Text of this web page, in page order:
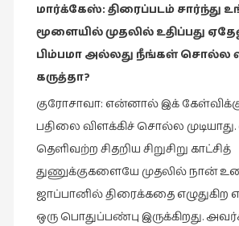
காலைக்
குறிப்புகள்
குறுங்கதை
குறும்படம்
குற்றமுகங்கள்
மார்க்கேஸ்:திரைப்படம்சார்ந்து
மூளையில்முதலில்உதிப்பது
பிம்பமாஅல்லது நீங்கள்சொல்ல
கருத்தா?
குரோசாவா: என்னால் இக்
பதிலை விளக்கிச் சொல்ல
தெளிவற்ற சிதறிய சிறுசிறு காட்சித்
துணுக்குகளையே முதலில் நான்
ஜாப்பானில் திரைக்கதை எழுதுகிற
ஒரு பொதுப்பண்பு இருக்கிறது.